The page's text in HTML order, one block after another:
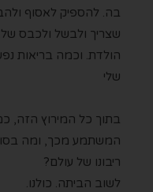
בה. להספיק לאסוף
שצריך ולבשל ולכבס
הולדת. וכמה בריאות
שלי
בתוך כל המירוץ הזה,
המשתמע מכך, ומה
ריבונו של עולם?
לשוב הביתה. כולנו.